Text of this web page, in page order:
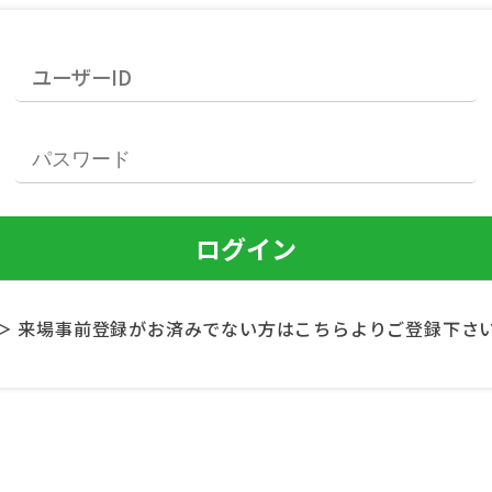
来場事前登録がお済みでない方はこちらよりご登録下さ